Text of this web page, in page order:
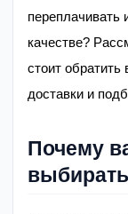
переплачивать
качестве?
стоит обратить
доставки и
Почему